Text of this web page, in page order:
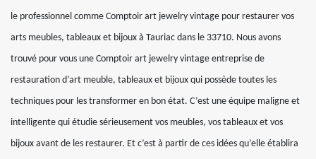
le professionnel comme Comptoir art jewelry vintage pour restaurer vos
arts meubles, tableaux et bijoux à Tauriac dans le 33710. Nous avons
trouvé pour vous une Comptoir art jewelry vintage entreprise de
restauration d’art meuble, tableaux et bijoux qui possède toutes les
techniques pour les transformer en bon état. C’est une équipe maligne et
intelligente qui étudie sérieusement vos meubles, vos tableaux et vos
bijoux avant de les restaurer. Et c’est à partir de ces idées qu’elle établira